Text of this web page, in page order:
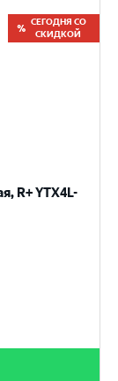
СЕГОДНЯ СО
СКИДКОЙ
R+ YTX4L-